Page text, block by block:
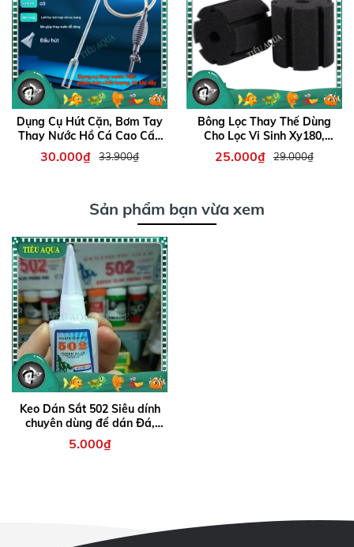
Dụng Cụ Hút Cặn, Bơm Tay
Thay Nước Hồ Cá Cao Cấp
hiệu YEE màu xám đen (dài
1m5 - 2m6)
30.000₫ 33.900₫
Bông Lọc Thay Thế Dùng
Cho Lọc Vi Sinh Xy180,
Xy280, Xy380
25.000₫ 29.000₫
Sản phẩm bạn vừa xem
Keo Dán Sắt 502 Siêu dính
chuyên dùng để dán Đá,
Lũa, Cát Nền Thủy Sinh
5.000₫